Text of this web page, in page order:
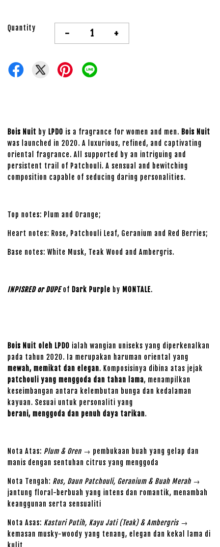
Quantity - +
Bois Nuit by LPDO is a fragrance for women and men. Bois Nuit
was launched in 2020. A luxurious, refined, and captivating
oriental fragrance. All supported by an intriguing and
persistent trail of Patchouli. A sensual and bewitching
composition capable of seducing daring personalities.
Top notes: Plum and Orange;
Heart notes: Rose, Patchouli Leaf, Geranium and Red Berries;
Base notes: White Musk, Teak Wood and Ambergris.
INPISRED or DUPEof Dark Purple by MONTALE.
Bois Nuit oleh LPDO ialah wangian uniseks yang diperkenalkan
pada tahun 2020. Ia merupakan haruman oriental yang
mewah, memikat dan elegan. Komposisinya dibina atas jejak
patchouli yang menggoda dan tahan lama, menampilkan
keseimbangan antara kelembutan bunga dan kedalaman
kayuan. Sesuai untuk personaliti yang
berani, menggoda dan penuh daya tarikan.
Nota Atas: Plum & Oren → pembukaan buah yang gelap dan
manis dengan sentuhan citrus yang menggoda
Nota Tengah: Ros, Daun Patchouli, Geranium & Buah Merah →
jantung floral-berbuah yang intens dan romantik, menambah
keanggunan serta sensualiti
Nota Asas: Kasturi Putih, Kayu Jati (Teak) & Ambergris →
kemasan musky-woody yang tenang, elegan dan kekal lama di
kulit